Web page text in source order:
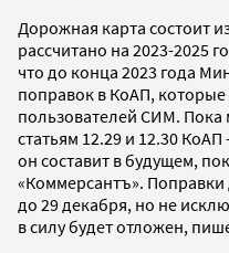
Дорожная карта состоит
рассчитано на 2023-2025
что до конца 2023 года
поправок в КоАП, которые
пользователей СИМ.
статьям 12.29 и 12.30
он составит в будущем,
«Коммерсантъ».
до 29 декабря, но не
в силу будет отложен,